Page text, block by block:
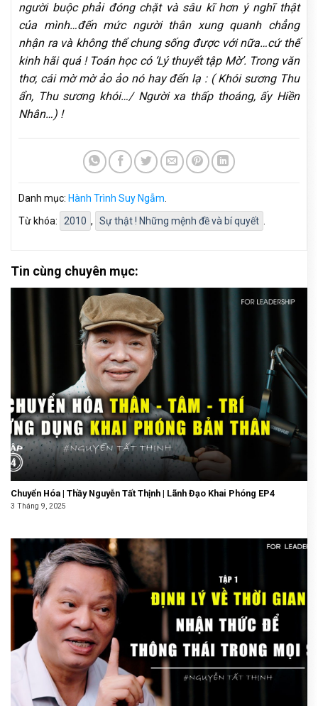
người buộc phải đóng chặt và sâu kĩ hơn ý nghĩ thật
của mình…đến mức người thân xung quanh chẳng
nhận ra và không thể chung sống được với nữa…cứ thế
kinh hãi quá ! Toán học có ‘Lý thuyết tập Mờ’. Trong văn
thơ, cái mờ mờ ảo ảo nó hay đến lạ : ( Khói sương Thu
ẩn, Thu sương khói…/ Người xa thấp thoáng, ấy Hiền
Nhân…) !
Danh mục: Hành Trình Suy Ngẫm.
Từ khóa:
2010 , Sự thật ! Những mệnh đề và bí quyết .
Tin cùng chuyên mục:
Chuyển Hóa | Thầy Nguyễn Tất Thịnh | Lãnh Đạo Khai Phóng EP4
3 Tháng 9, 2025